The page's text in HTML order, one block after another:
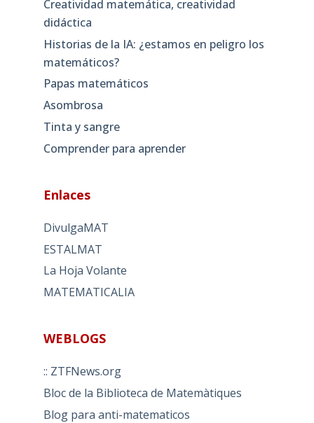
Creatividad matemática, creatividad
didáctica
Historias de la IA: ¿estamos en peligro los
matemáticos?
Papas matemáticos
Asombrosa
Tinta y sangre
Comprender para aprender
Enlaces
DivulgaMAT
ESTALMAT
La Hoja Volante
MATEMATICALIA
WEBLOGS
:: ZTFNews.org
Bloc de la Biblioteca de Matemàtiques
Blog para anti-matematicos